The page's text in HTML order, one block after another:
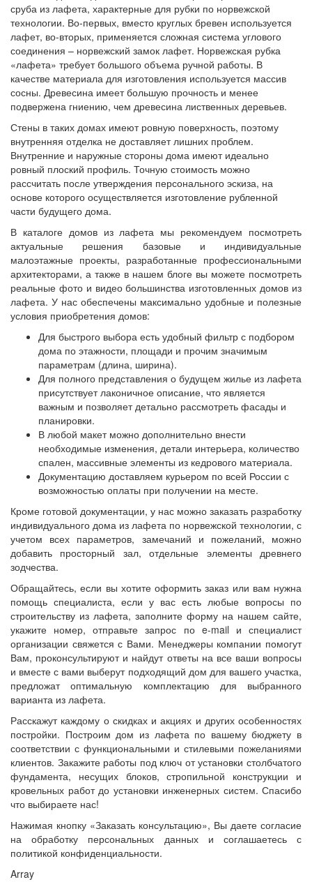
сруба из лафета, характерные для рубки по норвежской
технологии. Во-первых, вместо круглых бревен используется
лафет, во-вторых, применяется сложная система углового
соединения – норвежский замок лафет. Норвежская рубка
«лафета» требует большого объема ручной работы. В
качестве материала для изготовления используется массив
сосны. Древесина имеет большую прочность и менее
подвержена гниению, чем древесина лиственных деревьев.
Стены в таких домах имеют ровную поверхность, поэтому
внутренняя отделка не доставляет лишних проблем.
Внутренние и наружные стороны дома имеют идеально
ровный плоский профиль. Точную стоимость можно
рассчитать после утверждения персонального эскиза, на
основе которого осуществляется изготовление рубленной
части будущего дома.
В каталоге домов из лафета мы рекомендуем посмотреть
актуальные решения базовые и индивидуальные
малоэтажные проекты, разработанные профессиональными
архитекторами, а также в нашем блоге вы можете посмотреть
реальные фото и видео большинства изготовленных домов из
лафета. У нас обеспечены максимально удобные и полезные
условия приобретения домов:
Для быстрого выбора есть удобный фильтр с подбором
дома по этажности, площади и прочим значимым
параметрам (длина, ширина).
Для полного представления о будущем жилье из лафета
присутствует лаконичное описание, что является
важным и позволяет детально рассмотреть фасады и
планировки.
В любой макет можно дополнительно внести
необходимые изменения, детали интерьера, количество
спален, массивные элементы из кедрового материала.
Документацию доставляем курьером по всей России с
возможностью оплаты при получении на месте.
Кроме готовой документации, у нас можно заказать разработку
индивидуального дома из лафета по норвежской технологии, с
учетом всех параметров, замечаний и пожеланий, можно
добавить просторный зал, отдельные элементы древнего
зодчества.
Обращайтесь, если вы хотите оформить заказ или вам нужна
помощь специалиста, если у вас есть любые вопросы по
строительству из лафета, заполните форму на нашем сайте,
укажите номер, отправьте запрос по e-mail и специалист
организации свяжется с Вами. Менеджеры компании помогут
Вам, проконсультируют и найдут ответы на все ваши вопросы
и вместе с вами выберут подходящий дом для вашего участка,
предложат оптимальную комплектацию для выбранного
варианта из лафета.
Расскажут каждому о скидках и акциях и других особенностях
постройки. Построим дом из лафета по вашему бюджету в
соответствии с функциональными и стилевыми пожеланиями
клиентов. Закажите работы под ключ от установки столбчатого
фундамента, несущих блоков, стропильной конструкции и
кровельных работ до установки инженерных систем. Спасибо
что выбираете нас!
Нажимая кнопку «Заказать консультацию», Вы даете согласие
на обработку персональных данных и соглашаетесь с
политикой конфиденциальности.
Array